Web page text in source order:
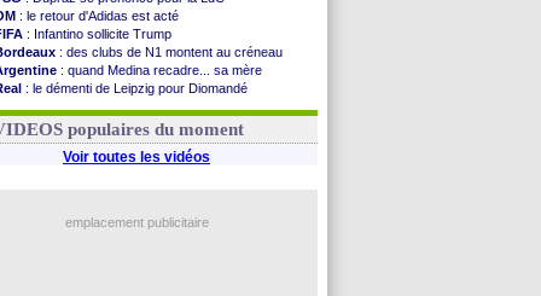
: le retour d'Adidas est acté
: Infantino sollicite Trump
: des clubs de N1 montent au créneau
: quand Medina recadre... sa mère
: le démenti de Leipzig pour Diomandé
: Paixão attire un 2e club anglais
populaires du moment
Voir toutes les vidéos
emplacement publicitaire